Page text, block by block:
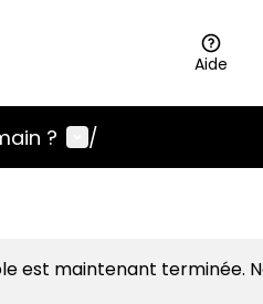
Aide
? Menu utilisateur
/
est maintenant terminée.